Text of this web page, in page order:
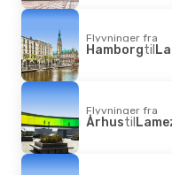
Flyvninger fra
Hamborgtil
Flyvninger fra
Århustil